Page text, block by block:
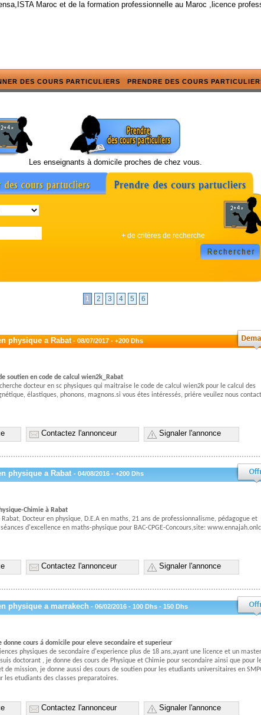
Maroc et de la formation professionnelle au Maroc ,licence
DES COURS PARTICULIERS PRENDRE DES COURS
Les enseignants à domicile proches de chez vous.
+ de critères de recherche
1 2 3 4 5 6
physique a Rabat- 08/07/2017 - +200 Dhs
soutien en code de calcul wien2k_Rabat
docteur en sc physiques qui maitraise le code de calcul wien2k pour le calcul des
élastiques, phonons, magnons.si vous étes intéressés, priére veuilez nous
Contactez l'annonceur Signaler l'annonce
physique a Rabat - 04/08/2016 - +200 Dhs
Chimie à Rabat
Rabat, Docteur en physique, D.E.A en maths, 21 ans de professionnalisme, pédagogue et
d'excellence en maths-physique pour BAC-CPGE-Concours,site:
Contactez l'annonceur Signaler l'annonce
physique a marrakech - 06/02/2016 - 100 Dhs - 150 Dhs
donne cours á domicile pour eleve secondaire et superieur
physiques de secondaire d'experience plus de 18 ans,ayant une licence et un
doctorant , je donne des cours de Physique et Chimie pour secondaire ainsi que pour
de mission, je donne aussi des cours de soutien pour les etudiants universitaires en
les etudiants des classes preparatoires.
Contactez l'annonceur Signaler l'annonce